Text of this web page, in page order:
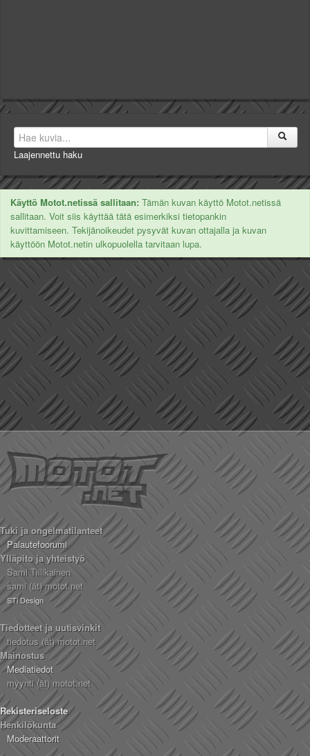
Laajennettu haku
Käyttö Motot.netissä sallitaan: Tämän kuvan käyttö Motot.netissä
sallitaan. Voit siis käyttää tätä esimerkiksi tietopankin
kuvittamiseen. Tekijänoikeudet pysyvät kuvan ottajalla ja kuvan
käyttöön Motot.netin ulkopuolella tarvitaan lupa.
Tuki ja ongelmatilanteet
Palautefoorumi
Ylläpito ja yhteistyö
Sami Tiilikainen
sami (ät) motot.net
STi Design
Tiedotteet ja uutisvinkit
tiedotus (ät) motot.net
Mainostus
Mediatiedot
myynti (ät) motot.net
Rekisteriseloste
Henkilökunta
Moderaattorit